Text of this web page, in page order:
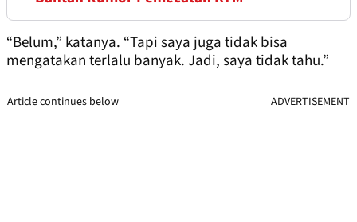
“Belum,” katanya. “Tapi saya juga tidak bisa
mengatakan terlalu banyak. Jadi, saya tidak tahu.”
Article continues below ADVERTISEMENT